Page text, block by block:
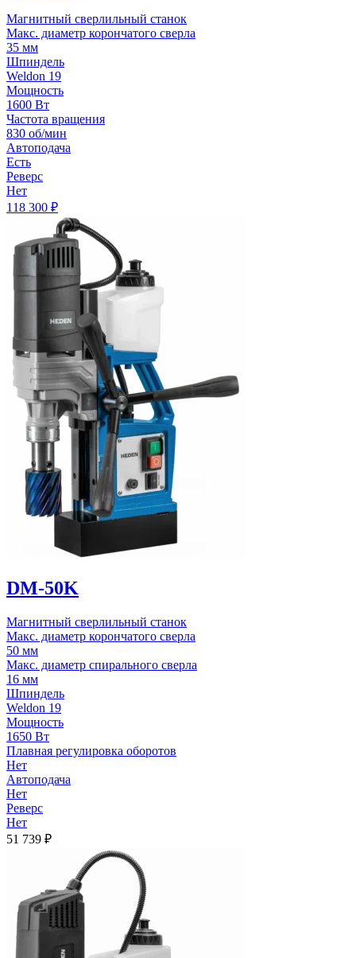
Магнитный сверлильный станок
Макс. диаметр корончатого сверла
35 мм
Шпиндель
Weldon 19
Мощность
1600 Вт
Частота вращения
830 об/мин
Автоподача
Есть
Реверс
Нет
118 300 ₽
DM-50K
Магнитный сверлильный станок
Макс. диаметр корончатого сверла
50 мм
Макс. диаметр спирального сверла
16 мм
Шпиндель
Weldon 19
Мощность
1650 Вт
Плавная регулировка оборотов
Нет
Автоподача
Нет
Реверс
Нет
51 739 ₽